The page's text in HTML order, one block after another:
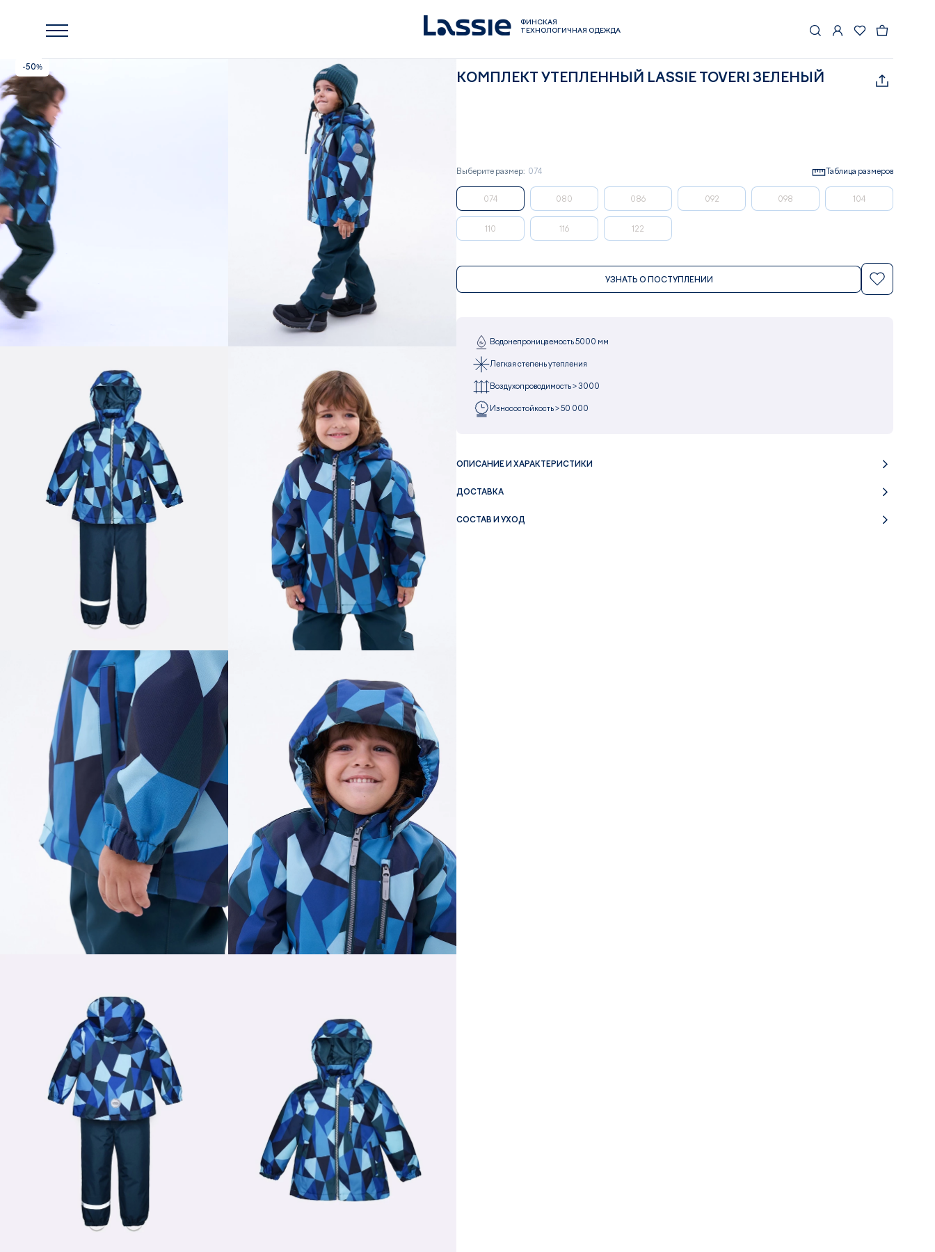
ФИНСКАЯ
ТЕХНОЛОГИЧНАЯ ОДЕЖДА
-50%
КОМПЛЕКТ УТЕПЛЕННЫЙ LASSIE TOVERI ЗЕЛЕНЫЙ
Выберите размер: 074 Таблица размеров
074 080 086 092 098 104
110 116 122
УЗНАТЬ О ПОСТУПЛЕНИИ
Водонепроницаемость 5000 мм
Легкая степень утепления
Воздухопроводимость > 3000
Износостойкость > 50 000
ОПИСАНИЕ И ХАРАКТЕРИСТИКИ
ДОСТАВКА
СОСТАВ И УХОД